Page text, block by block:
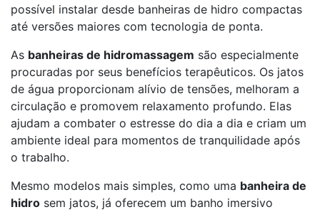
possível instalar desde banheiras de hidro compactas
até versões maiores com tecnologia de ponta.
As banheiras de hidromassagem são especialmente
procuradas por seus benefícios terapêuticos. Os jatos
de água proporcionam alívio de tensões, melhoram a
circulação e promovem relaxamento profundo. Elas
ajudam a combater o estresse do dia a dia e criam um
ambiente ideal para momentos de tranquilidade após
o trabalho.
Mesmo modelos mais simples, como uma banheira de
hidro sem jatos, já oferecem um banho imersivo